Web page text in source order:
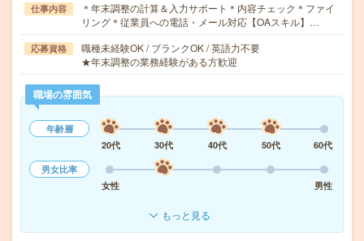
仕事内容
＊年末調整の計算＆入力サポート＊内容チェック＊ファイ
リング＊従業員への電話・メール対応【OAスキル】…
応募資格
職種未経験OK / ブランクOK / 英語力不要
★年末調整の業務経験がある方歓迎
職場の雰囲気
年齢層
20代
30代 40代 50代
60代
男女比率
女性
男性
もっと見る